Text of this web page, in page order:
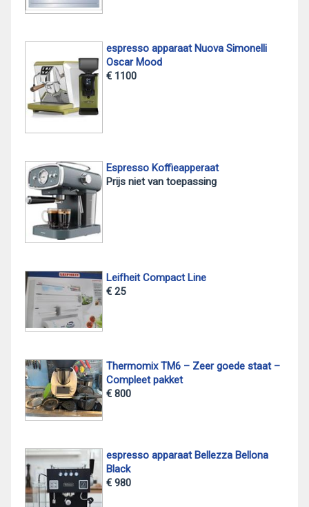
espresso apparaat Nuova Simonelli
Oscar Mood
€ 1100
Espresso Koffieapperaat
Prijs niet van toepassing
Leifheit Compact Line
€ 25
Thermomix TM6 – Zeer goede staat –
Compleet pakket
€ 800
espresso apparaat Bellezza Bellona
Black
€ 980